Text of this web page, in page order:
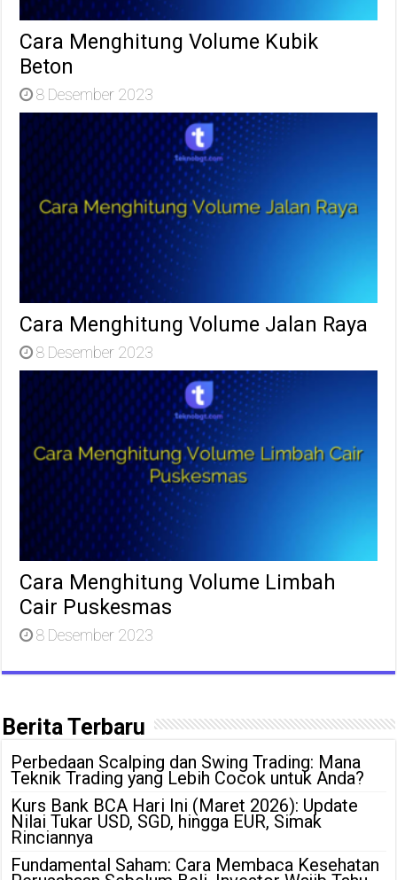
Cara Menghitung Volume Kubik
Beton
8 Desember 2023
Cara Menghitung Volume Jalan Raya
8 Desember 2023
Cara Menghitung Volume Limbah
Cair Puskesmas
8 Desember 2023
Berita Terbaru
Perbedaan Scalping dan Swing Trading: Mana
Teknik Trading yang Lebih Cocok untuk Anda?
Kurs Bank BCA Hari Ini (Maret 2026): Update
Nilai Tukar USD, SGD, hingga EUR, Simak
Rinciannya
Fundamental Saham: Cara Membaca Kesehatan